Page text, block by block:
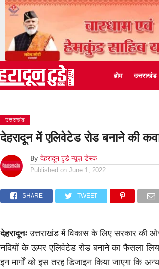
होम उत्तराखंड
उत्तराखंड
देहरादून में एलिवेटेड रोड बनाने की
By देहरादून टुडे न्यूज़ डेस्क
Published on June 1, 2022
SHARE TWEET
देहरादूनःउत्तराखंड में विकास के लिए सरकार की
नदियों के ऊपर एलिवेटेड रोड बनाने का फैसला
इन मार्गों को इस तरह डिजाइन किया जाएगा कि